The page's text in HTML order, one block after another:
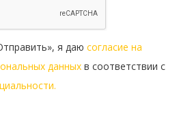
я даю согласие на
данных в соответствии с